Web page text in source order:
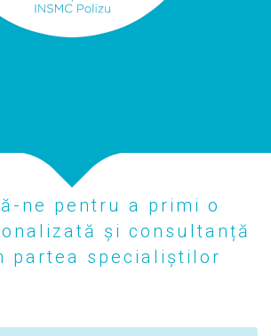
ne pentru a primi o
și consultanță
partea specialiștilor